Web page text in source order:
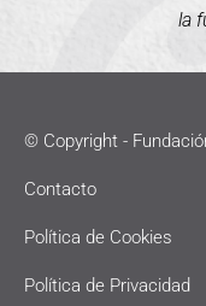
la
© Copyright -
Contacto
Política de Cookies
Política de Privacidad